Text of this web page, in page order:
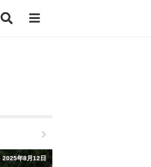
2025年8月12日